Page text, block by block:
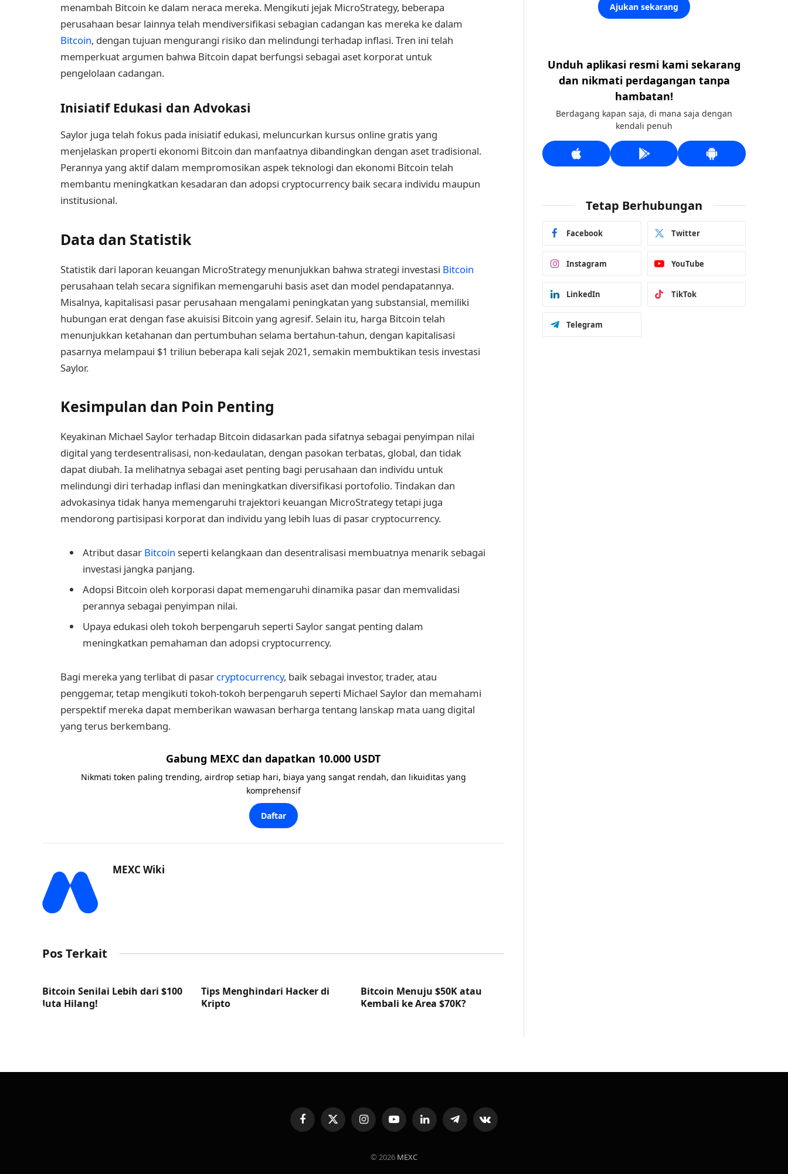
menambah Bitcoin ke dalam neraca mereka. Mengikuti jejak MicroStrategy, beberapa
perusahaan besar lainnya telah mendiversifikasi sebagian cadangan kas mereka ke dalam
Bitcoin, dengan tujuan mengurangi risiko dan melindungi terhadap inflasi. Tren ini telah
memperkuat argumen bahwa Bitcoin dapat berfungsi sebagai aset korporat untuk
pengelolaan cadangan.
Inisiatif Edukasi dan Advokasi
Saylor juga telah fokus pada inisiatif edukasi, meluncurkan kursus online gratis yang
menjelaskan properti ekonomi Bitcoin dan manfaatnya dibandingkan dengan aset tradisional.
Perannya yang aktif dalam mempromosikan aspek teknologi dan ekonomi Bitcoin telah
membantu meningkatkan kesadaran dan adopsi cryptocurrency baik secara individu maupun
institusional.
Data dan Statistik
Statistik dari laporan keuangan MicroStrategy menunjukkan bahwa strategi investasi Bitcoin
perusahaan telah secara signifikan memengaruhi basis aset dan model pendapatannya.
Misalnya, kapitalisasi pasar perusahaan mengalami peningkatan yang substansial, memiliki
hubungan erat dengan fase akuisisi Bitcoin yang agresif. Selain itu, harga Bitcoin telah
menunjukkan ketahanan dan pertumbuhan selama bertahun-tahun, dengan kapitalisasi
pasarnya melampaui $1 triliun beberapa kali sejak 2021, semakin membuktikan tesis investasi
Saylor.
Kesimpulan dan Poin Penting
Keyakinan Michael Saylor terhadap Bitcoin didasarkan pada sifatnya sebagai penyimpan nilai
digital yang terdesentralisasi, non-kedaulatan, dengan pasokan terbatas, global, dan tidak
dapat diubah. Ia melihatnya sebagai aset penting bagi perusahaan dan individu untuk
melindungi diri terhadap inflasi dan meningkatkan diversifikasi portofolio. Tindakan dan
advokasinya tidak hanya memengaruhi trajektori keuangan MicroStrategy tetapi juga
mendorong partisipasi korporat dan individu yang lebih luas di pasar cryptocurrency.
Atribut dasar Bitcoin seperti kelangkaan dan desentralisasi membuatnya menarik sebagai
investasi jangka panjang.
Adopsi Bitcoin oleh korporasi dapat memengaruhi dinamika pasar dan memvalidasi
perannya sebagai penyimpan nilai.
Upaya edukasi oleh tokoh berpengaruh seperti Saylor sangat penting dalam
meningkatkan pemahaman dan adopsi cryptocurrency.
Bagi mereka yang terlibat di pasar cryptocurrency, baik sebagai investor, trader, atau
penggemar, tetap mengikuti tokoh-tokoh berpengaruh seperti Michael Saylor dan memahami
perspektif mereka dapat memberikan wawasan berharga tentang lanskap mata uang digital
yang terus berkembang.
Gabung MEXC dan dapatkan 10.000 USDT
Nikmati token paling trending, airdrop setiap hari, biaya yang sangat rendah, dan likuiditas yang
komprehensif
Daftar
MEXC Wiki
Pos Terkait
Bitcoin Senilai Lebih dari $100
Juta Hilang!
Tips Menghindari Hacker di
Kripto
Bitcoin Menuju $50K atau
Kembali ke Area $70K?
Ajukan sekarang
Unduh aplikasi resmi kami sekarang
dan nikmati perdagangan tanpa
hambatan!
Berdagang kapan saja, di mana saja dengan
kendali penuh
Tetap Berhubungan
Facebook Twitter
Instagram YouTube
LinkedIn TikTok
Telegram
FacebookX
(Twitter)
InstagramYouTubeLinkedInTelegramVKontakte
© 2026 MEXC